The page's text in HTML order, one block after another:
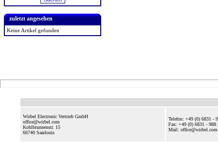
zuletzt angesehen
Keine Artikel gefunden
Wirbel Electronic Vertrieb GmbH
office@wirbel.com
Kohlbrunnenstr. 15
66740 Saarlouis
Telefon: +49 (0) 6831 -
Fax: +49 (0) 6831 - 988
Mail: